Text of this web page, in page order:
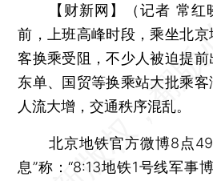
【财新网】（记者 常红
前，上班高峰时段，乘坐北
客换乘受阻，不少人被迫提
东单、国贸等换乘站大批乘
人流大增，交通秩序混乱。
北京地铁官方微博8点49
息”称：“8:13地铁1号线军事